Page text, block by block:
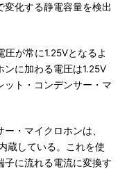
変化する静電容量を検出
が常に1.25Vとなるよ
ンに加わる電圧は1.25V
ット・コンデンサー・マ
・マイクロホンは、
蔵している。これを使
子に流れる電流に変換す